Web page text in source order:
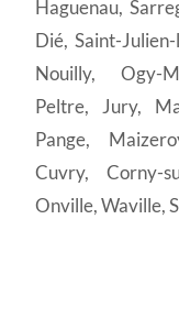
Haguenau,
Dié, Saint-
Nouilly, Ogy-
Peltre, Jury,
Pange,
Cuvry, Corny-
Onville, Waville,